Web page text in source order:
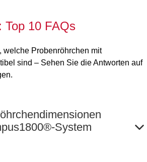
Top 10 FAQs
welche Probenröhrchen mit
sind – Sehen Sie die Antworten auf
System